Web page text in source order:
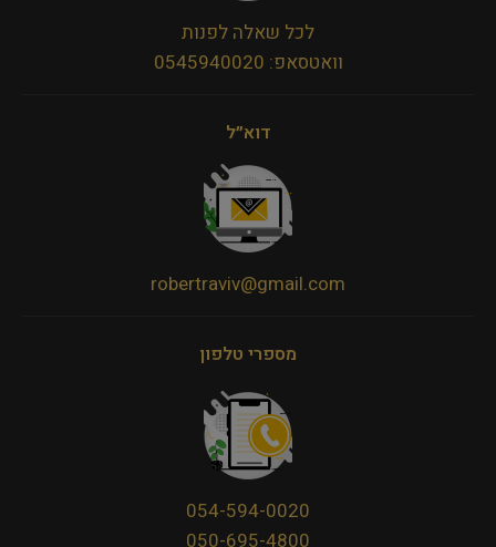
לכל שאלה לפנות
וואטסאפ: 0545940020
דוא״ל
robertraviv@gmail.com
מספרי טלפון
054-594-0020
050-695-4800